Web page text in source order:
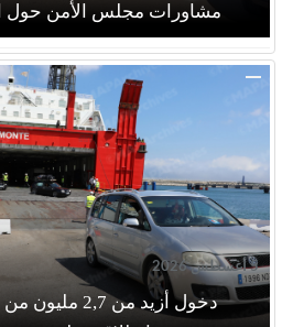
مشاورات مجلس الأمن حول
دخول أزيد من
5 أغسطس 2026